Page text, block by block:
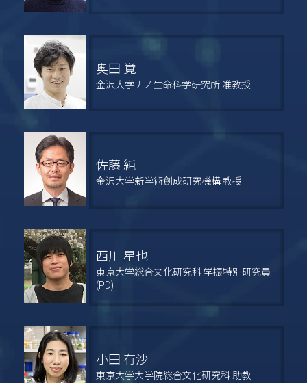
奥田 覚
金沢大学ナノ生命科学研究所 准教授
佐藤 純
金沢大学新学術創成研究機構 教授
西川 星也
東京大学総合文化研究科 学振特別研究員
(PD)
小田 有沙
東京大学大学院総合文化研究科 助教